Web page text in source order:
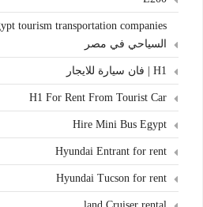
السياحي في مصر
H1 | فان سيارة للايجار
H1 For Rent From Tourist Car
Hire Mini Bus Egypt
Hyundai Entrant for rent
Hyundai Tucson for rent
land Cruiser rental